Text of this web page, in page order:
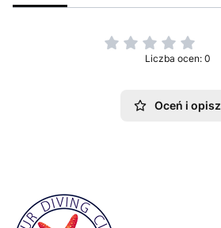
Liczba ocen: 0
Oceń i opisz